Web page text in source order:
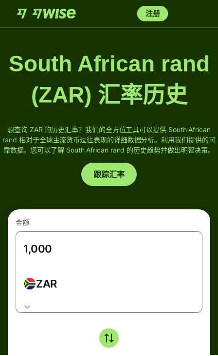
注册
South African rand
(ZAR) 汇率历史
想查询 ZAR 的历史汇率？我们的全方位工具可以提供 South African
rand 相对于全球主流货币过往表现的详细数据分析。利用我们提供的可
靠数据，您可以了解 South African rand 的历史趋势并做出明智决策。
跟踪汇率
金额
ZAR